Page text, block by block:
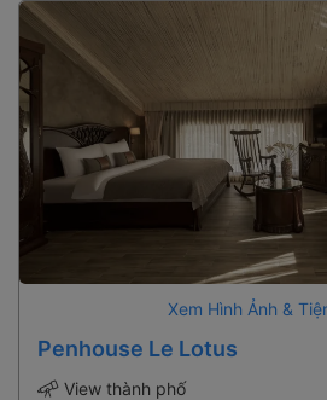
Xem Hình Ảnh &
Penhouse Le Lotus
View thành phố